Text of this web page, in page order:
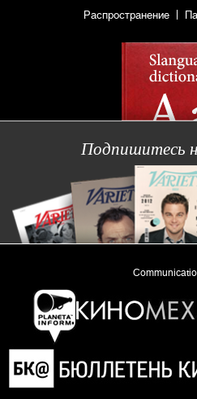
Распространение
Подпишитесь
«Planeta